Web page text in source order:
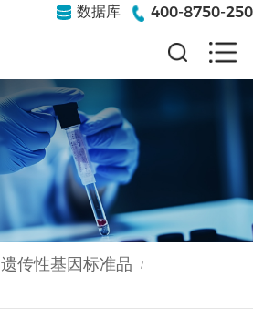
数据库 400-8750-250
遗传性基因标准品 /